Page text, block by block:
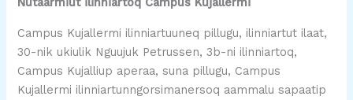
Campus Kujallermi ilinniartuuneq pillugu, ilinniartut ilaat,
30-nik ukiulik Nguujuk Petrussen, 3b-ni ilinniartoq,
Campus Kujalliup aperaa, suna pillugu, Campus
Kujallermi ilinniartunngorsimanersoq aammalu sapaatip